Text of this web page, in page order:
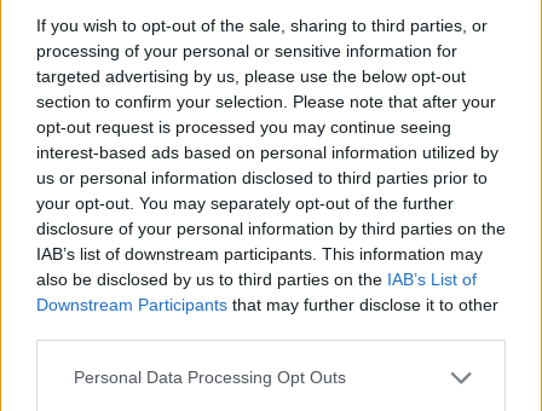
If you wish to opt-out of the sale, sharing to third parties, or
processing of your personal or sensitive information for
targeted advertising by us, please use the below opt-out
section to confirm your selection. Please note that after your
opt-out request is processed you may continue seeing
interest-based ads based on personal information utilized by
us or personal information disclosed to third parties prior to
your opt-out. You may separately opt-out of the further
disclosure of your personal information by third parties on the
IAB’s list of downstream participants. This information may
also be disclosed by us to third parties on the IAB’s List of
Downstream Participants that may further disclose it to other
Please note that this website/app uses one or more Google
Personal Data Processing Opt Outs
άρδευσης που εξοικονομούν νερό , όπως και ένας
ευρύτερος σχεδιασμός των καλλιεργειών στο εξής
που να λαμβάνει υπόψη του τόσο τις υδατικές
ικανότητες των οικοσυστημάτων, όσο και τις νέες
συνθήκες που επιβάλλει η κλιματική κρίση» θα
μπορούν να αποτελέσουν τη λύση στο πρόβλημα.
Ποια είναι η εικόνα για τον Πηνειό
Ο Πηνειός είναι «ένας από τους πιο σημαντικούς
ελληνικούς ποταμούς με τη μεγαλύτερη
υδρολογική λεκάνη έκτασης 9.747 m².